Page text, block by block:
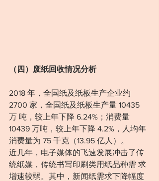
（四）废纸回收情况分析
2018 年，全国纸及纸板生产企业约
2700 家，全国纸及纸板生产量 10435
万 吨，较上年下降 6.24%；消费量
10439 万吨，较上年下降 4.2%，人均年
消费量为 75 千克（13.95 亿人）。
近几年，电子媒体的飞速发展冲击了传
统纸媒，传统书写印刷类用纸品种需 求
增速较弱。其中，新闻纸需求下降幅度